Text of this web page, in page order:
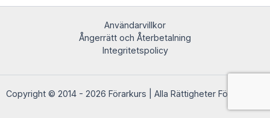
Användarvillkor
Ångerrätt och Återbetalning
Integritetspolicy
Copyright © 2014 - 2026 Förarkurs | Alla Rättigheter Förbehållna